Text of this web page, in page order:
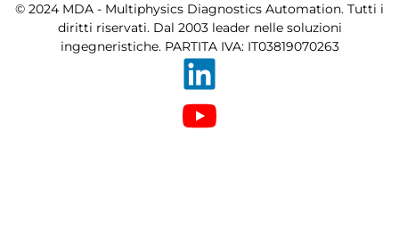
© 2024 MDA - Multiphysics Diagnostics Automation. Tutti i
diritti riservati. Dal 2003 leader nelle soluzioni
ingegneristiche. PARTITA IVA: IT03819070263